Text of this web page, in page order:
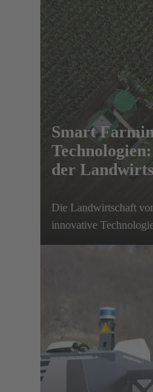
Smart
der
Die Landwirtschaft
innovative
Vernetzung – ein
unterstützen wir
Arbeitsprozesse
Ressourcen gezielt
wir gemeinsam die
nachhaltiges,